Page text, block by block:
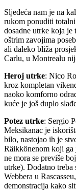
Sljedeća nam je na
rukom ponuditi
dosadne utrke koja je
oštrim zavojima
ali daleko bliža
Carlu, u Montrealu
Heroj utrke: Nico
kroz kompletan
naoko komforno
kuće je još duplo
Potez utrke: Sergio
Meksikanac je
bilo, nastojao ih je
Räikkönenom koji ga
ne mora se previše
utrke). Dodatno treba
Webbera u
demonstracija kako